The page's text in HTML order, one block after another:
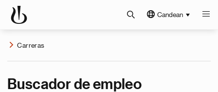
Candean
Carreras
Buscador de empleo